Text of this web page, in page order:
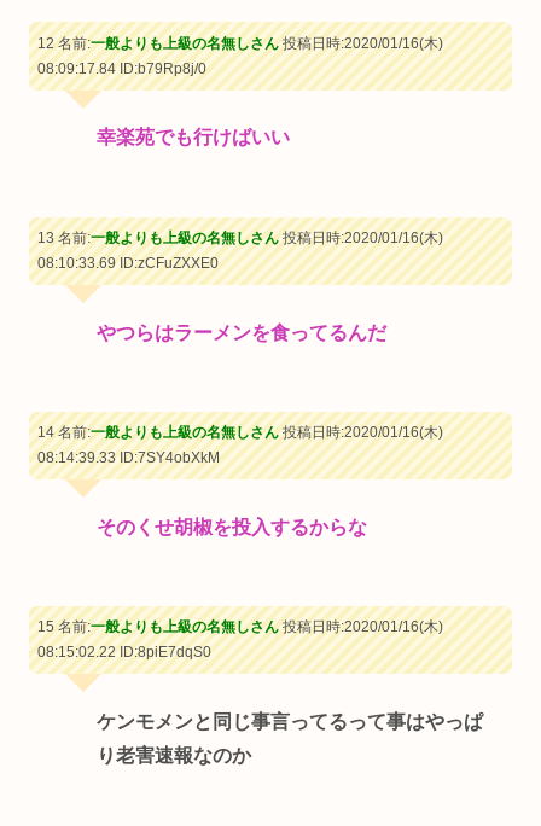
12 名前:一般よりも上級の名無しさん投稿日時:2020/01/16(木)
08:09:17.84ID:b79Rp8j/0
幸楽苑でも行けばいい
13 名前:一般よりも上級の名無しさん投稿日時:2020/01/16(木)
08:10:33.69ID:zCFuZXXE0
やつらはラーメンを食ってるんだ
14 名前:一般よりも上級の名無しさん投稿日時:2020/01/16(木)
08:14:39.33ID:7SY4obXkM
そのくせ胡椒を投入するからな
15 名前:一般よりも上級の名無しさん投稿日時:2020/01/16(木)
08:15:02.22ID:8piE7dqS0
ケンモメンと同じ事言ってるって事はやっぱ
り老害速報なのか